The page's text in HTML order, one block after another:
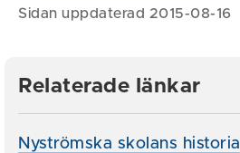
Sidan uppdaterad 2015-08-16
Relaterade länkar
Nyströmska skolans historia